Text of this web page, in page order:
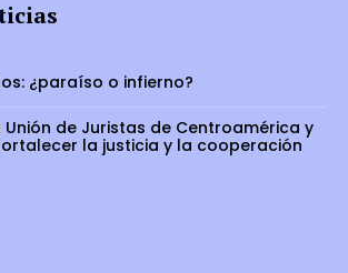
¿paraíso o infierno?
Unión de Juristas de Centroamérica y
la justicia y la cooperación